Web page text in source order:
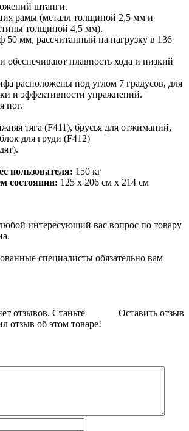
штанги.
рамы (металл толщиной 2,5 мм и
толщиной 4,5 мм).
мм, рассчитанный на нагрузку в 136
обеспечивают плавность хода и низкий
расположены под углом 7 градусов, для
и эффективности упражнений.
ног.
тяга (F411), брусья для отжиманий,
для груди (F412)
пользователя: 150 кг
состоянии: 125 x 206 см x 214 см
интересующий вас вопрос по товару
специалисты обязательно вам
Оставить отзыв
отзывов. Станьте
отзыв об этом товаре!